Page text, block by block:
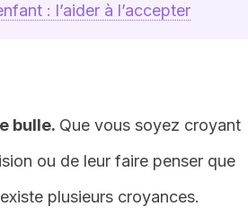
: l’aider à l’accepter
bulle. Que vous soyez croyant
ou de leur faire penser que
plusieurs croyances.